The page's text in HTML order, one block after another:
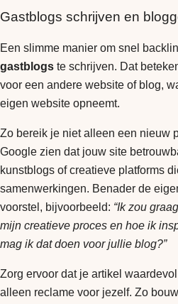
Gastblogs schrijven en
Een slimme manier om snel
gastblogs te schrijven. Dat
voor een andere website of blog,
eigen website opneemt.
Zo bereik je niet alleen een nieuw
Google zien dat jouw site
kunstblogs of creatieve platforms
samenwerkingen. Benader de
voorstel, bijvoorbeeld: “Ik zou
mijn creatieve proces en hoe ik
mag ik dat doen voor jullie blog?”
Zorg ervoor dat je artikel
alleen reclame voor jezelf. Zo